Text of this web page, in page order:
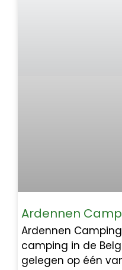
Ardennen
Ardennen
camping in de
gelegen op één